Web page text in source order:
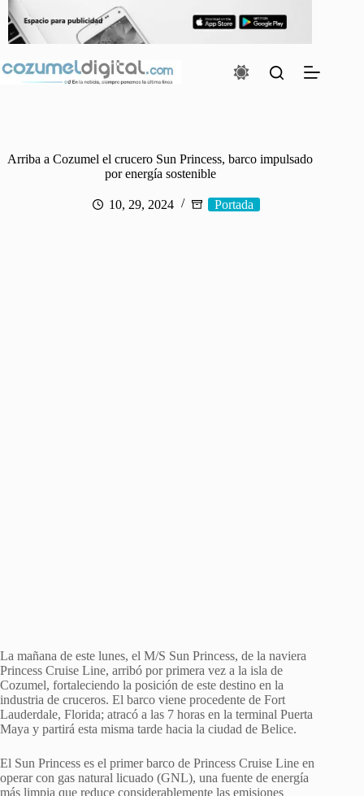
contenido
Arriba a Cozumel el crucero Sun Princess, barco impulsado
por energía sostenible
10, 29, 2024 Portada
La mañana de este lunes, el M/S Sun Princess, de la naviera
Princess Cruise Line, arribó por primera vez a la isla de
Cozumel, fortaleciendo la posición de este destino en la
industria de cruceros. El barco viene procedente de Fort
Lauderdale, Florida; atracó a las 7 horas en la terminal Puerta
Maya y partirá esta misma tarde hacia la ciudad de Belice.
El Sun Princess es el primer barco de Princess Cruise Line en
operar con gas natural licuado (GNL), una fuente de energía
más limpia que reduce considerablemente las emisiones